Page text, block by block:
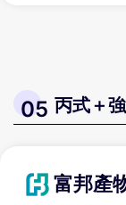
05 丙式＋
富邦產